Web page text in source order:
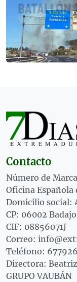
Contacto
Número de
Oficina Española
Domicilio social:
CP: 06002
CIF: 08856071J
Correo:
Teléfono:
Directora:
GRUPO VAUBÁN